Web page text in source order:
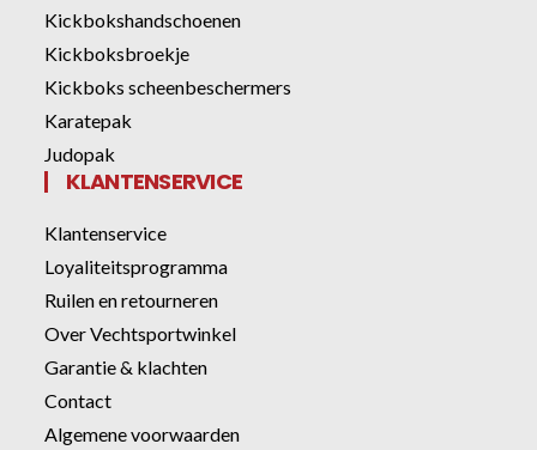
Kickbokshandschoenen
Kickboksbroekje
Kickboks scheenbeschermers
Karatepak
Judopak
KLANTENSERVICE
Klantenservice
Loyaliteitsprogramma
Ruilen en retourneren
Over Vechtsportwinkel
Garantie & klachten
Contact
Algemene voorwaarden